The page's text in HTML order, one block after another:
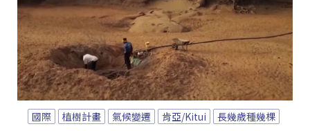
國際 植樹計畫 氣候變遷 肯亞/Kitui 長幾歲種幾棵